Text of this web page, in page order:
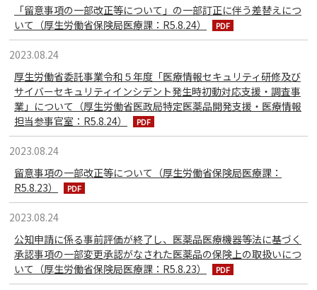
「留意事項の一部改正等について」の一部訂正に伴う差替えにつ
いて（厚生労働省保険局医療課：R5.8.24）
2023.08.24
厚生労働省委託事業令和５年度「医療情報セキュリティ研修及び
サイバーセキュリティインシデント発生時初動対応支援・調査事
業」について（厚生労働省医政局特定医薬品開発支援・医療情報
担当参事官室：R5.8.24）
2023.08.24
留意事項の一部改正等について（厚生労働省保険局医療課：
R5.8.23）
2023.08.24
公知申請に係る事前評価が終了し、医薬品医療機器等法に基づく
承認事項の一部変更承認がなされた医薬品の保険上の取扱いにつ
いて（厚生労働省保険局医療課：R5.8.23）